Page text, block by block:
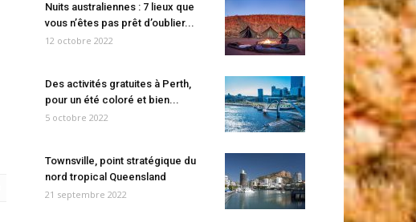
Nuits australiennes : 7 lieux que
vous n’êtes pas prêt d’oublier...
12 octobre 2022
Des activités gratuites à Perth,
pour un été coloré et bien...
5 octobre 2022
Townsville, point stratégique du
nord tropical Queensland
21 septembre 2022